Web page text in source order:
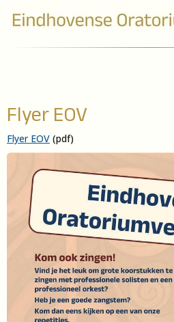
Flyer EOV
Flyer EOV (pdf)